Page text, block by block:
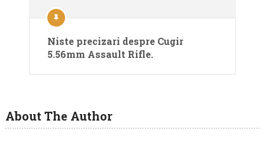
Niste precizari despre Cugir
5.56mm Assault Rifle.
About The Author